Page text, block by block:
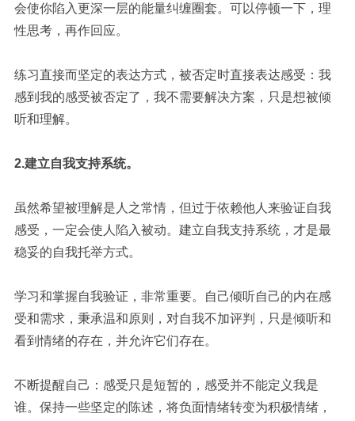
会使你陷入更深一层的能量纠缠圈套。可以停顿一下，理
性思考，再作回应。
练习直接而坚定的表达方式，被否定时直接表达感受：我
感到我的感受被否定了，我不需要解决方案，只是想被倾
听和理解。
2.建立自我支持系统。
虽然希望被理解是人之常情，但过于依赖他人来验证自我
感受，一定会使人陷入被动。建立自我支持系统，才是最
稳妥的自我托举方式。
学习和掌握自我验证，非常重要。自己倾听自己的内在感
受和需求，秉承温和原则，对自我不加评判，只是倾听和
看到情绪的存在，并允许它们存在。
不断提醒自己：感受只是短暂的，感受并不能定义我是
谁。保持一些坚定的陈述，将负面情绪转变为积极情绪，